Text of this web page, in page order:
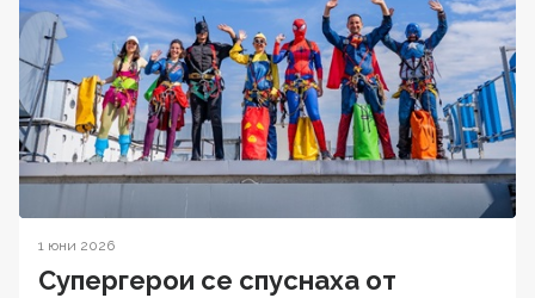
1 юни 2026
Супергерои се спуснаха от